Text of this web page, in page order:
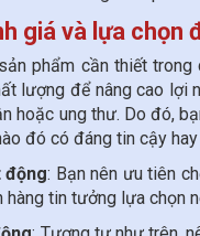
giá và lựa chọn
phẩm cần thiết
lượng để nâng cao lợi
hoặc ung thư. Do đó,
đó có đáng tin cậy
động: Bạn nên ưu tiên
hàng tin tưởng lựa chọn